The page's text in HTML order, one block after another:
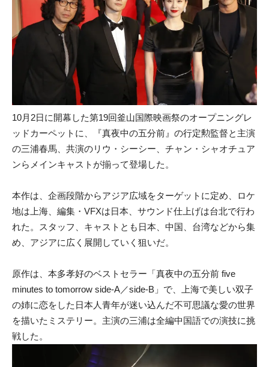
10月2日に開幕した第19回釜山国際映画祭のオープニングレ
ッドカーペットに、『真夜中の五分前』の行定勲監督と主演
の三浦春馬、共演のリウ・シーシー、チャン・シャオチュア
ンらメインキャストが揃って登場した。
本作は、企画段階からアジア広域をターゲットに定め、ロケ
地は上海、編集・VFXは日本、サウンド仕上げは台北で行わ
れた。スタッフ、キャストとも日本、中国、台湾などから集
め、アジアに広く展開していく狙いだ。
原作は、本多孝好のベストセラー「真夜中の五分前 five
minutes to tomorrow side-A／side-B」で、上海で美しい双子
の姉に恋をした日本人青年が迷い込んだ不可思議な愛の世界
を描いたミステリー。主演の三浦は全編中国語での演技に挑
戦した。